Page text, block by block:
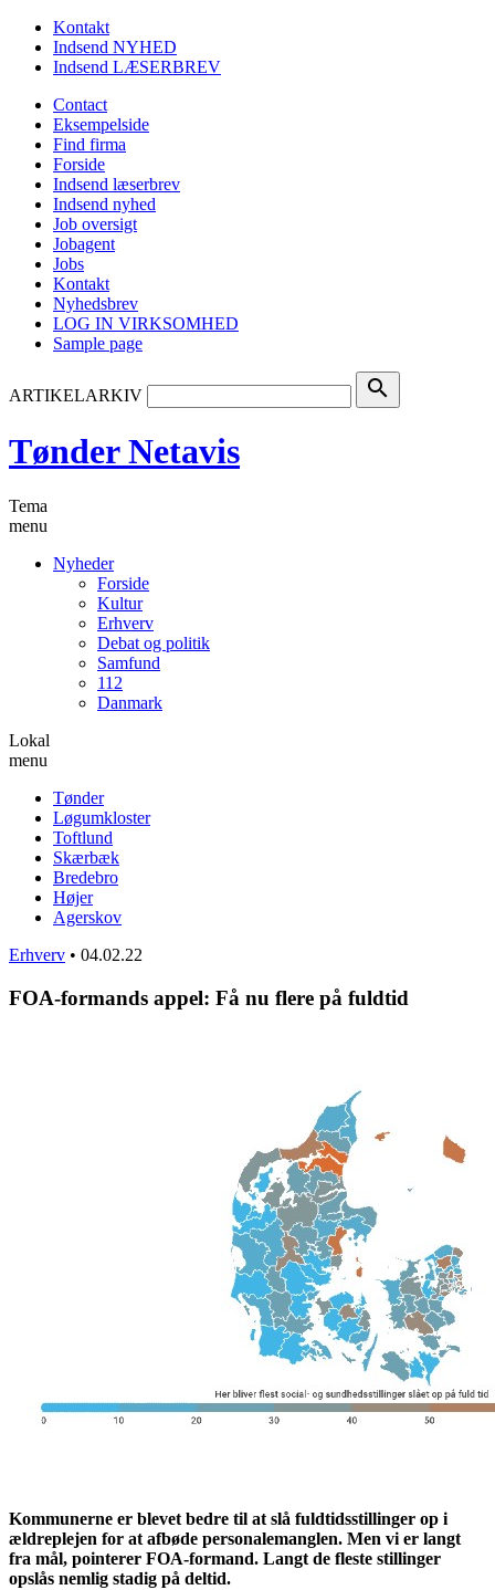
Kontakt
Indsend NYHED
Indsend LÆSERBREV
Contact
Eksempelside
Find firma
Forside
Indsend læserbrev
Indsend nyhed
Job oversigt
Jobagent
Jobs
Kontakt
Nyhedsbrev
LOG IN VIRKSOMHED
Sample page
ARTIKELARKIV search
Tønder Netavis
Tema
menu
Nyheder
Forside
Kultur
Erhverv
Debat og politik
Samfund
112
Danmark
Lokal
menu
Tønder
Løgumkloster
Toftlund
Skærbæk
Bredebro
Højer
Agerskov
Erhverv • 04.02.22
FOA-formands appel: Få nu flere på fuldtid
Kommunerne er blevet bedre til at slå fuldtidsstillinger op i
ældreplejen for at afbøde personalemanglen. Men vi er langt
fra mål, pointerer FOA-formand. Langt de fleste stillinger
opslås nemlig stadig på deltid.